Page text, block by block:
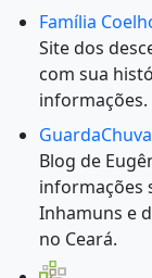
Família
Site dos
com sua
informações.
Blog de
informações
Inhamuns e
no Ceará.